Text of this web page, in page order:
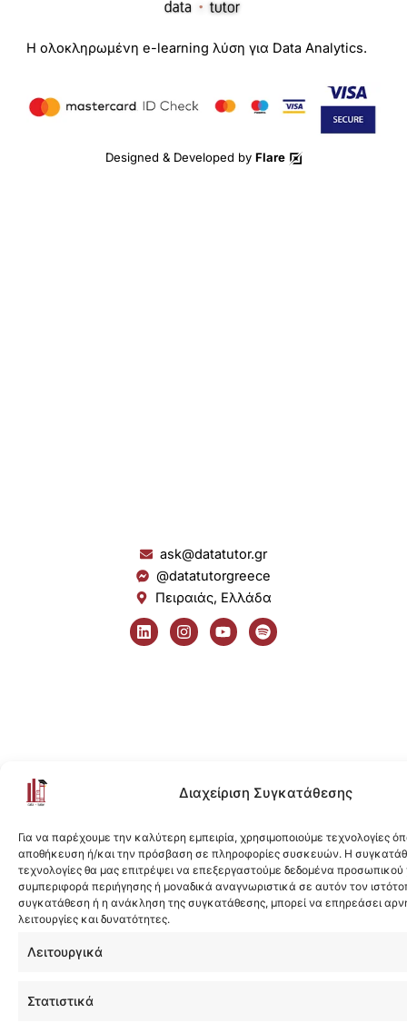
Διαχείριση Συγκατάθεσης
Για να παρέχουμε την καλύτερη εμπειρία, χρησιμοποιούμε τεχνολογίες
αποθήκευση ή/και την πρόσβαση σε πληροφορίες συσκευών. Η
τεχνολογίες θα μας επιτρέψει να επεξεργαστούμε δεδομένα
συμπεριφορά περιήγησης ή μοναδικά αναγνωριστικά σε αυτόν τον
συγκατάθεση ή η ανάκληση της συγκατάθεσης, μπορεί να επηρεάσει
λειτουργίες και δυνατότητες.
Λειτουργικά
Στατιστικά
Η ολοκληρωμένη e-learning λύση για Data Analytics.
Designed & Developed by Flare
ask@datatutor.gr
@datatutorgreece
Πειραιάς, Ελλάδα
L
i
n
I
n
s
Y
o
u
S
p
o